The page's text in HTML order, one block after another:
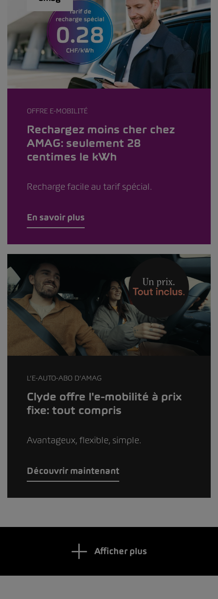
OFFRE E-MOBILITÉ
Rechargez moins cher chez
AMAG: seulement 28
centimes le kWh
Recharge facile au tarif spécial.
En savoir plus
L’E-AUTO-ABO D’AMAG
Clyde offre l'e-mobilité à prix
fixe: tout compris
Avantageux, flexible, simple.
Découvrir maintenant
Afficher plus